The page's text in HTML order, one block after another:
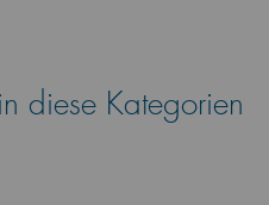
diese Kategorien